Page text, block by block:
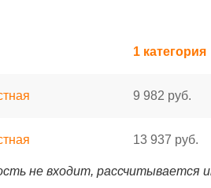
1 категория
9 982 руб.
13 937 руб.
не входит, рассчитывается